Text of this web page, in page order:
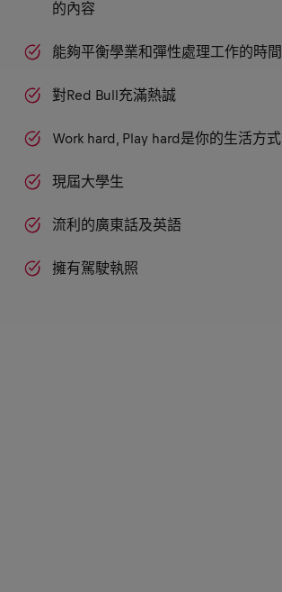
的內容
能夠平衡學業和彈性處理工作的時間
對Red Bull充滿熱誠
Work hard, Play hard是你的生活方式
現屆大學生
流利的廣東話及英語
擁有駕駛執照